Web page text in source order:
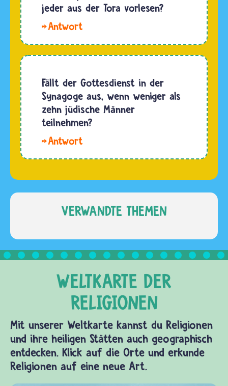
zum…
und
Juden,
dass
ihnen die
Tora
wert ist,
als jede
andere
Schrift.Als
die
jeder aus der Tora vorlesen?
einem
Gemeindegottesdienst
werden
zur
Verlesung
einzelne
Gläubige
Fällt der Gottesdienst in der
Synagoge aus, wenn weniger als
zehn jüdische Männer
teilnehmen?
Der
Gottesdienst
in der
Synagoge
dann
statt,
wenn
weniger
als zehn
jüdische
Männer…
VERWANDTE THEMEN
Mit unserer Weltkarte kannst du Religionen
und ihre heiligen Stätten auch geographisch
entdecken. Klick auf die Orte und erkunde
Religionen auf eine neue Art.